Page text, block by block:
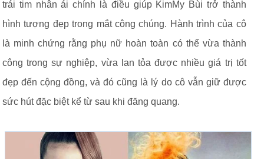
trái tim nhân ái chính là điều giúp KimMy Bùi trở thành
hình tượng đẹp trong mắt công chúng. Hành trình của cô
là minh chứng rằng phụ nữ hoàn toàn có thể vừa thành
công trong sự nghiệp, vừa lan tỏa được nhiều giá trị tốt
đẹp đến cộng đồng, và đó cũng là lý do cô vẫn giữ được
sức hút đặc biệt kể từ sau khi đăng quang.